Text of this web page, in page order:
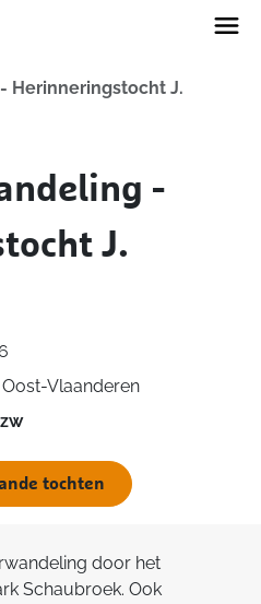
Herinneringstocht J.
-
J.
Vlaanderen
tochten
door het
Schaubroek. Ook